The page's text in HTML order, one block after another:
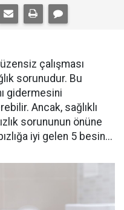
çalışması
sorunudur. Bu
gidermesini
Ancak, sağlıklı
sorununun önüne
iyi gelen 5 besin...